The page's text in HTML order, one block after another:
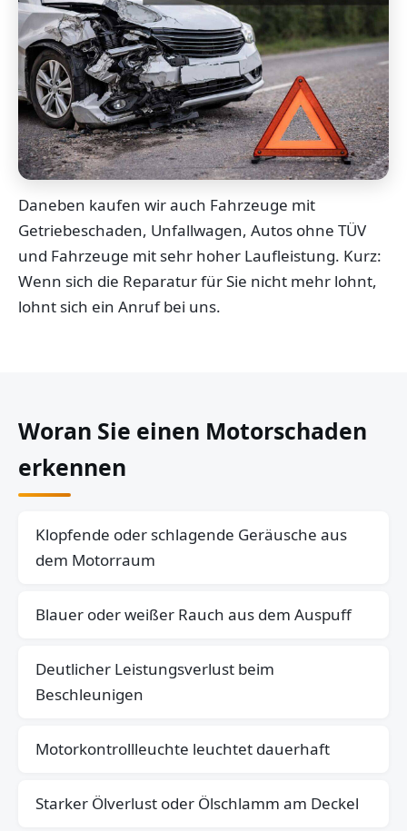
Daneben kaufen wir auch Fahrzeuge mit
Getriebeschaden, Unfallwagen, Autos ohne TÜV
und Fahrzeuge mit sehr hoher Laufleistung. Kurz:
Wenn sich die Reparatur für Sie nicht mehr lohnt,
lohnt sich ein Anruf bei uns.
Woran Sie einen Motorschaden
erkennen
Klopfende oder schlagende Geräusche aus
dem Motorraum
Blauer oder weißer Rauch aus dem Auspuff
Deutlicher Leistungsverlust beim
Beschleunigen
Motorkontrollleuchte leuchtet dauerhaft
Starker Ölverlust oder Ölschlamm am Deckel